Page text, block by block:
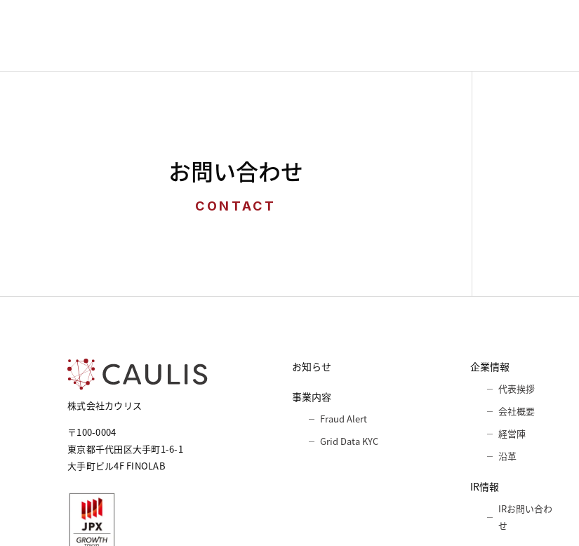
お問い合わせ
CONTACT
株式会社カウリス
〒100-0004
東京都千代田区大手町1-6-1
大手町ビル4F FINOLAB
お知らせ
事業内容
Fraud Alert
Grid Data KYC
企業情報
代表挨拶
会社概要
経営陣
沿革
IR情報
IRお問い合わ
せ